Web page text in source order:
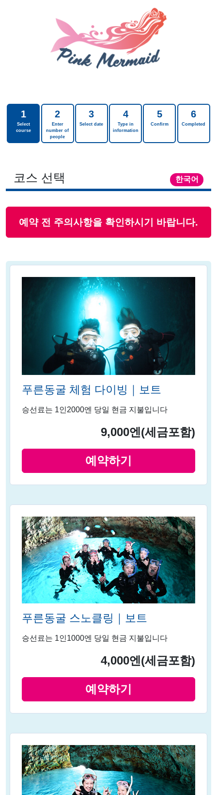
1
Select
course
2
Enter
number of
people
3
Select date
4
Type in
information
5
Confirm
6
Completed
코스 선택 한국어
예약 전 주의사항을 확인하시기 바랍니다.
푸른동굴 체험 다이빙｜보트
승선료는 1인2000엔 당일 현금 지불입니다
9,000엔(세금포함)
예약하기
푸른동굴 스노클링｜보트
승선료는 1인1000엔 당일 현금 지불입니다
4,000엔(세금포함)
예약하기